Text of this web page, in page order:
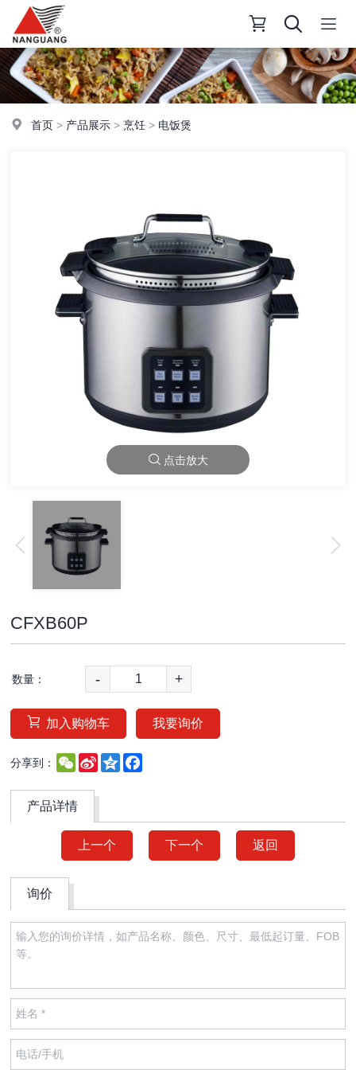
首页 > 产品展示 >烹饪 > 电饭煲
点击放大
CFXB60P
数量： - +
加入购物车 我要询价
分享到： WeChat
Sina
Weibo
Qzone
产品详情
上一个 下一个 返回
询价